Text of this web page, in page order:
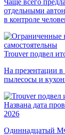
Чаще всего
отдельными
в контроле
Trouver подвел
На презентации
пылесосы и
Названа дата
2026
Одиннадцатый